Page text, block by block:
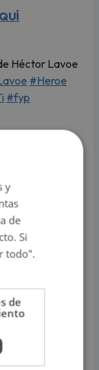
Héctor Lavoe
#Heroe
#fyp
salsa de
y
de
Si
todo".
de